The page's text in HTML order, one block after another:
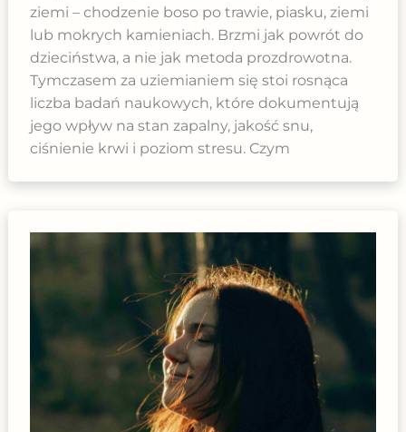
ziemi – chodzenie boso po trawie, piasku, ziemi
lub mokrych kamieniach. Brzmi jak powrót do
dzieciństwa, a nie jak metoda prozdrowotna.
Tymczasem za uziemianiem się stoi rosnąca
liczba badań naukowych, które dokumentują
jego wpływ na stan zapalny, jakość snu,
ciśnienie krwi i poziom stresu. Czym